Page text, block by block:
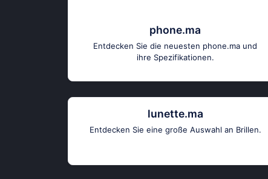
phone.ma
Entdecken Sie die neuesten phone.ma und
ihre Spezifikationen.
lunette.ma
Entdecken Sie eine große Auswahl an Brillen.